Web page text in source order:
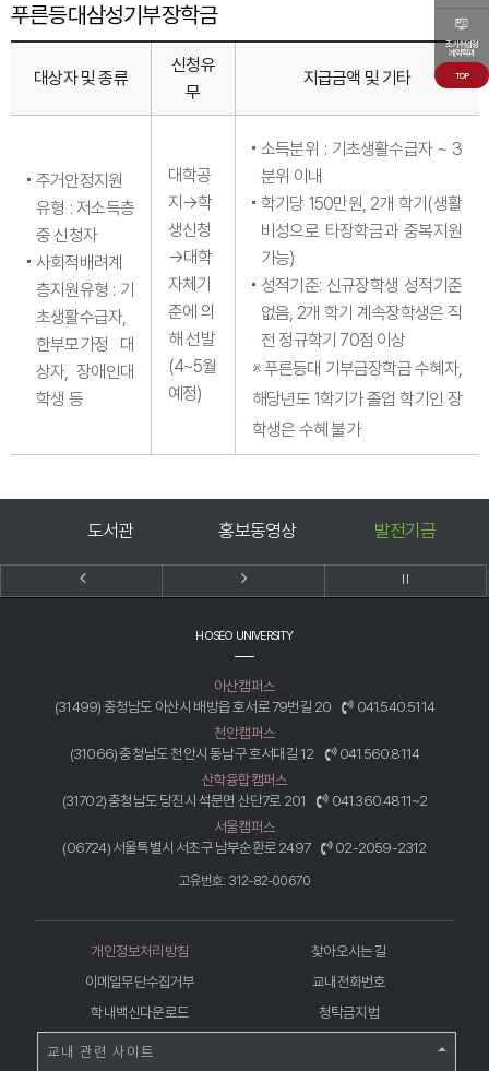
조기취업형
계약학과
TOP
푸른등대삼성기부장학금
대상자 및 종류
신청유
무
지급금액 및 기타
주거안정지원
유형 : 저소득층
중 신청자
사회적배려계
층지원유형 : 기
초생활수급자,
한부모가정 대
상자, 장애인대
학생 등
대학공
지→학
생신청
→대학
자체기
준에 의
해 선발
(4~5월
예정)
소득분위 : 기초생활수급자 ~ 3
분위 이내
학기당 150만원, 2개 학기(생활
비성으로 타장학금과 중복지원
가능)
성적기준: 신규장학생 성적기준
없음, 2개 학기 계속장학생은 직
전 정규학기 70점 이상
※ 푸른등대 기부금장학금 수혜자,
해당년도 1학기가 졸업 학기인 장
학생은 수혜 불가
도서관 홍보동영상 발전기금
HOSEO UNIVERSITY
아산캠퍼스
(31499) 충청남도 아산시 배방읍 호서로 79번길 20
041.540.5114
천안캠퍼스
(31066) 충청남도 천안시 동남구 호서대길 12
041.560.8114
산학융합캠퍼스
(31702) 충청남도 당진시 석문면 산단7로 201
041.360.4811~2
서울캠퍼스
(06724) 서울특별시 서초구 남부순환로 2497
02-2059-2312
고유번호: 312-82-00670
개인정보처리방침
찾아오시는 길
이메일무단수집거부
교내전화번호
학내백신다운로드
청탁금지법
교내 관련 사이트